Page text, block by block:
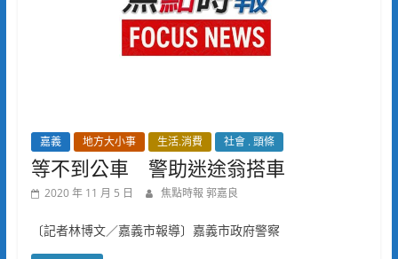
嘉義 地方大小事 生活.消費 社會 . 頭條
等不到公車 警助迷途翁搭車
2020 年 11 月 5 日 焦點時報 郭嘉良
〔記者林博文／嘉義市報導〕嘉義市政府警察